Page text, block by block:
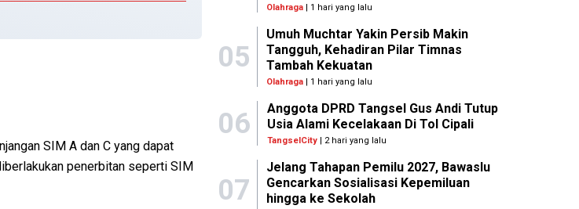
SIM A dan C yang dapat
penerbitan seperti SIM
Olahraga | 1 hari yang lalu
05
Umuh Muchtar Yakin Persib Makin
Tangguh, Kehadiran Pilar Timnas
Tambah Kekuatan
Olahraga | 1 hari yang lalu
06
Anggota DPRD Tangsel Gus Andi Tutup
Usia Alami Kecelakaan Di Tol Cipali
TangselCity| 2 hari yang lalu
07
Jelang Tahapan Pemilu 2027, Bawaslu
Gencarkan Sosialisasi Kepemiluan
hingga ke Sekolah